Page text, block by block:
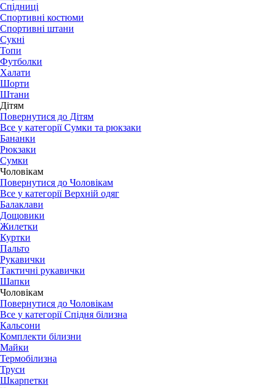
Спідниці
Спортивні костюми
Спортивні штани
Сукні
Топи
Футболки
Халати
Шорти
Штани
Дітям
Повернутися до Дітям
Все у категорії Сумки та рюкзаки
Бананки
Рюкзаки
Сумки
Чоловікам
Повернутися до Чоловікам
Все у категорії Верхній одяг
Балаклави
Дощовики
Жилетки
Куртки
Пальто
Рукавички
Тактичні рукавички
Шапки
Чоловікам
Повернутися до Чоловікам
Все у категорії Спідня білизна
Кальсони
Комплекти білизни
Майки
Термобілизна
Труси
Шкарпетки